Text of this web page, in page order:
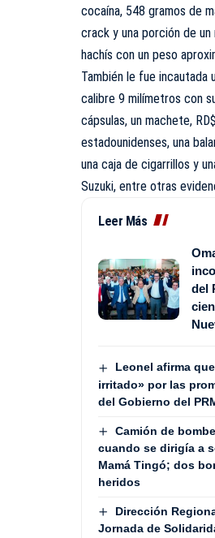
cocaína, 548 gramos de
crack y una porción de
hachís con un peso
También le fue incautada
calibre 9 milímetros con
cápsulas, un machete,
estadounidenses, una
una caja de cigarrillos y
Suzuki, entre otras
Leer Más
del
Leonel afirma
irritado» por las
del Gobierno del
Camión de
cuando se dirigía a
Mamá Tingó; dos
heridos
Dirección
Jornada de